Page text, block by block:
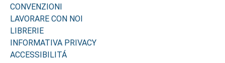
CONVENZIONI
LAVORARE CON NOI
LIBRERIE
INFORMATIVA PRIVACY
ACCESSIBILITÁ